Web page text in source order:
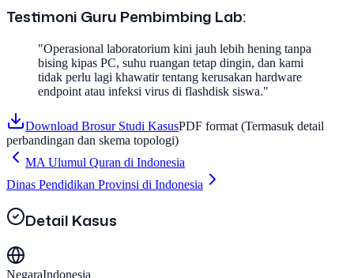
Testimoni Guru Pembimbing Lab:
"Operasional laboratorium kini jauh lebih hening tanpa
bising kipas PC, suhu ruangan tetap dingin, dan kami
tidak perlu lagi khawatir tentang kerusakan hardware
endpoint atau infeksi virus di flashdisk siswa."
Download Brosur Studi KasusPDF format (Termasuk detail
perbandingan dan skema topologi)
MA Ulumul Quran di Indonesia
Dinas Pendidikan Provinsi di Indonesia
Detail Kasus
NegaraIndonesia